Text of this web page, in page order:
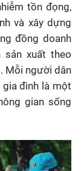
tồn đọng,
và xây dựng
đồng doanh
sản xuất theo
Mỗi người dân
đình là một
gian sống